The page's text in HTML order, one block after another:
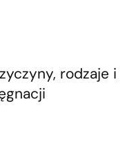
rodzaje i